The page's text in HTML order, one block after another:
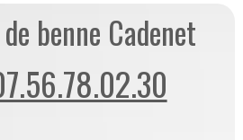
benne Cadenet